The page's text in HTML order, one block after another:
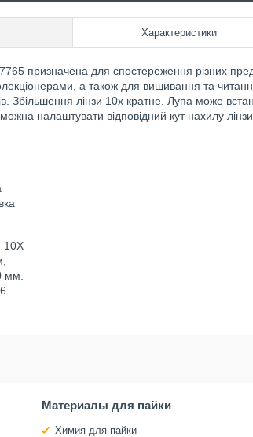
Характеристики
призначена для спостереження різних
а також для вишивання та
Збільшення лінзи 10х кратне. Лупа може
налаштувати відповідний кут нахилу
10X
мм.
Материалы для пайки
Химия для пайки